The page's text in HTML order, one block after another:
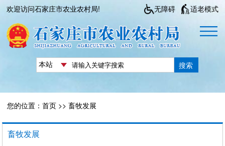
欢迎访问石家庄市农业农村局! 无障碍 适老模式
搜索
您的位置：首页 >>畜牧发展
畜牧发展